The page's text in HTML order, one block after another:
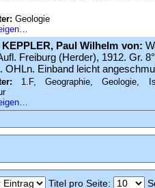
Geologie
KEPPLER, Paul Wilhelm von:
Freiburg (Herder), 1912. Gr.
OHLn. Einband leicht
1.F, Geographie, Geologie,
Titel pro Seite: